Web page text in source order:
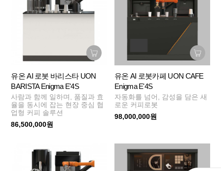
유온 AI 로봇 바리스타 UON
BARISTA Enigma E'4S
사람과 함께 일하며, 품질과 효
율을 동시에 잡는 현장 중심 협
업형 커피 솔루션
86,500,000원
유온 AI 로봇카페 UON CAFE
Enigma E'4S
자동화를 넘어, 감성을 담은 새
로운 커피로봇
98,000,000원